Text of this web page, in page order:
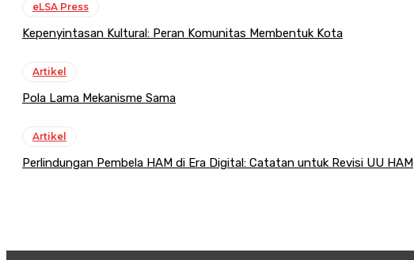
eLSA Press
Kepenyintasan Kultural: Peran Komunitas Membentuk Kota
Artikel
Pola Lama Mekanisme Sama
Artikel
Perlindungan Pembela HAM di Era Digital: Catatan untuk Revisi UU HAM